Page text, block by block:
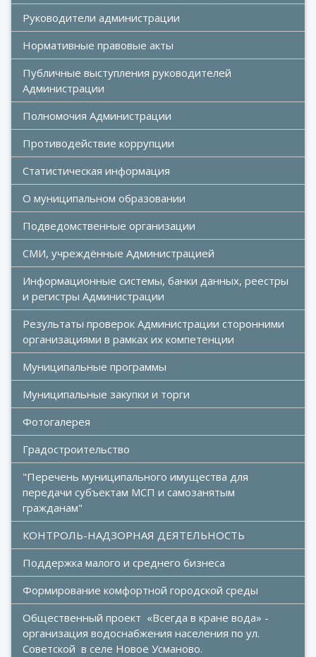
Руководители администрации
Нормативные правовые акты
Публичные выступления руководителей
Администрации
Полномочия Администрации
Противодействие коррупции
Статистическая информация
О муниципальном образовании
Подведомственные организации
СМИ, учреждённые Администрацией
Информационные системы, банки данных, реестры
и регистры Администрации
Результаты проверок Администрации сторонними
организациями в рамках их компетенции
Муниципальные программы
Муниципальные закупки и торги
Фотогалерея
Градостроительство
"Перечень муниципального имущества для
передачи субъектам МСП и самозанятым
гражданам"
КОНТРОЛЬ-НАДЗОРНАЯ ДЕЯТЕЛЬНОСТЬ
Поддержка малого и среднего бизнеса
Формирование комфортной городской среды
Общественный проект  «Всегда в кране вода» -
организация водоснабжения населения по ул.
Советской  в селе Новое Усманово.